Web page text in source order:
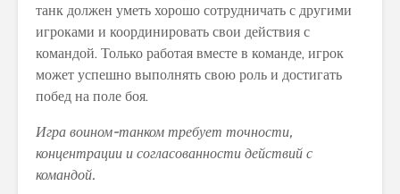
танк должен уметь хорошо сотрудничать с другими
игроками и координировать свои действия с
командой. Только работая вместе в команде, игрок
может успешно выполнять свою роль и достигать
побед на поле боя.
Игра воином-танком требует точности,
концентрации и согласованности действий с
командой.